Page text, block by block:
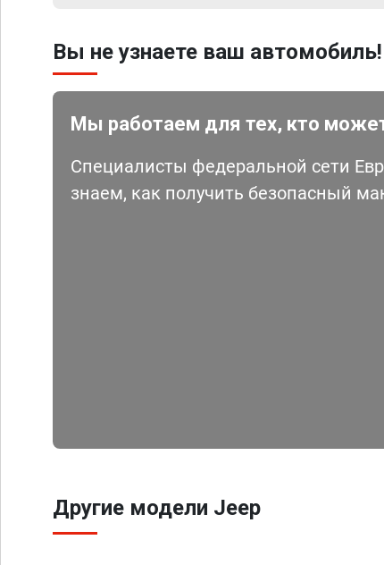
Вы не узнаете ваш автомобиль!
Мы работаем для тех, кто
Специалисты федеральной сети
знаем, как получить безопасный
Другие модели Jeep